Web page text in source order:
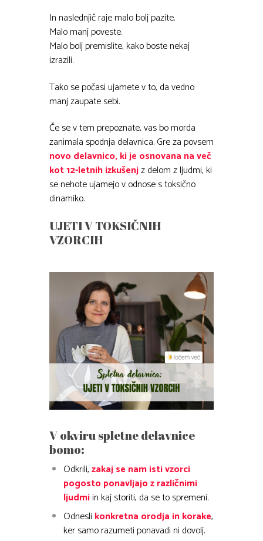
In naslednjič raje malo bolj pazite.
Malo manj poveste.
Malo bolj premislite, kako boste nekaj
izrazili.
Tako se počasi ujamete v to, da vedno
manj zaupate sebi.
Če se v tem prepoznate, vas bo morda
zanimala spodnja delavnica. Gre za povsem
novo delavnico, ki je osnovana na več
kot 12-letnih izkušenjz delom z ljudmi, ki
se nehote ujamejo v odnose s toksično
dinamiko.
UJETI V TOKSIČNIH
VZORCIH
V okviru spletne delavnice
bomo:
Odkrili,zakaj se nam isti vzorci
pogosto ponavljajo z različnimi
ljudmiin kaj storiti, da se to spremeni.
Odnesli konkretna orodja in korake,
ker samo razumeti ponavadi ni dovolj.